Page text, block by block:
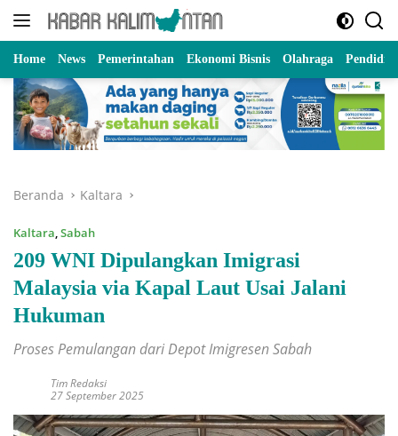
Langsung
Home News Pemerintahan Ekonomi Bisnis Olahraga
Beranda Kaltara
Kaltara,Sabah
209 WNI Dipulangkan Imigrasi
Malaysia via Kapal Laut Usai Jalani
Hukuman
Proses Pemulangan dari Depot Imigresen Sabah
Tim Redaksi
27 September 2025